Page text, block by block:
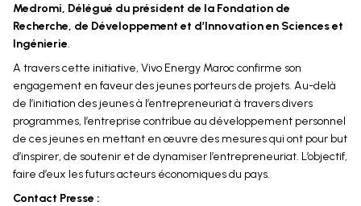
Medromi, Délégué du président de la Fondation de
Recherche, de Développement et d’Innovation en Sciences et
Ingénierie.
A travers cette initiative, Vivo Energy Maroc confirme son
engagement en faveur des jeunes porteurs de projets. Au-delà
de l’initiation des jeunes à l’entrepreneuriat à travers divers
programmes, l’entreprise contribue au développement personnel
de ces jeunes en mettant en œuvre des mesures qui ont pour but
d’inspirer, de soutenir et de dynamiser l’entrepreneuriat. L’objectif,
faire d’eux les futurs acteurs économiques du pays.
Contact Presse :